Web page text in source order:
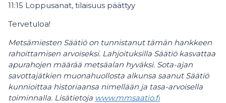
11:15 Loppusanat, tilaisuus päättyy
Tervetuloa!
Metsämiesten Säätiö on tunnistanut tämän hankkeen
rahoittamisen arvoiseksi. Lahjoituksilla Säätiö kasvattaa
apurahojen määrää metsäalan hyväksi. Sota-ajan
savottajätkien muonahuollosta alkunsa saanut Säätiö
kunnioittaa historiaansa nimellään ja tasa-arvoisella
toiminnalla. Lisätietoja www.mmsaatio.fi